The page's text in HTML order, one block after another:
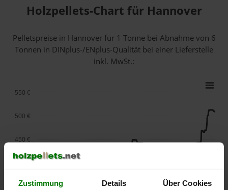
Zustimmung Details Über Cookies
Holzpellets-Chart für Hannover
Pelletspreise in Hannover für 1 Tonne bei Abnahmevon 6
Tonnen in DINplus-/ENplus-Qualität bei einer Lieferstelle
inkl. MwSt.:
350 €
450 €
500 €
550 €